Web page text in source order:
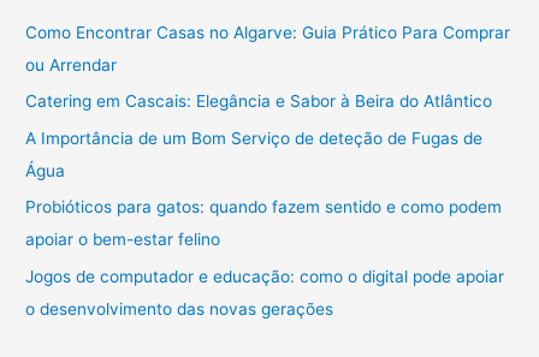
Como Encontrar Casas no Algarve: Guia Prático Para Comprar
ou Arrendar
Catering em Cascais: Elegância e Sabor à Beira do Atlântico
A Importância de um Bom Serviço de deteção de Fugas de
Água
Probióticos para gatos: quando fazem sentido e como podem
apoiar o bem-estar felino
Jogos de computador e educação: como o digital pode apoiar
o desenvolvimento das novas gerações